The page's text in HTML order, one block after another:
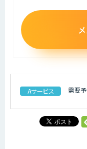
AIサービス 需要